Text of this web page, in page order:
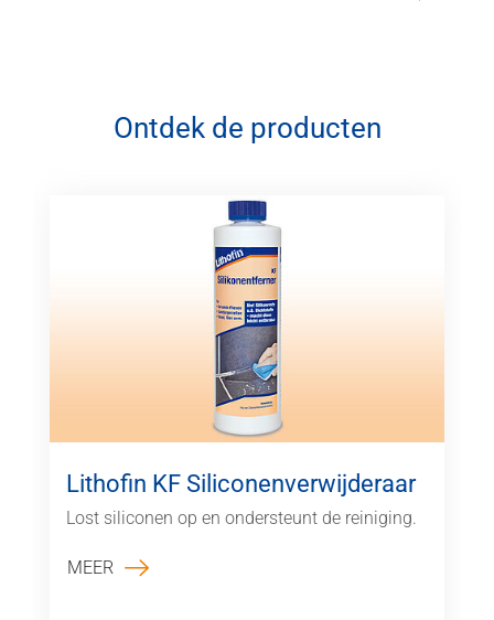
Ontdek de producten
Lithofin KF Siliconenverwijderaar
Lost siliconen op en ondersteunt de reiniging.
MEER